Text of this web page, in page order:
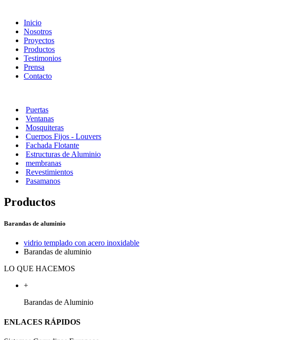
Inicio
Nosotros
Proyectos
Productos
Testimonios
Prensa
Contacto
Puertas
Ventanas
Mosquiteras
Cuerpos Fijos - Louvers
Fachada Flotante
Estructuras de Aluminio
membranas
Revestimientos
Pasamanos
Productos
Barandas de aluminio
vidrio templado con acero inoxidable
Barandas de aluminio
LO QUE HACEMOS
+
Barandas de Aluminio
ENLACES RÁPIDOS